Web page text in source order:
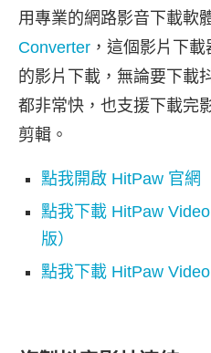
用專業的網路影音下載軟
Converter ，這個影片下
的影片下載，無論要下載
都非常快，也支援下載完
剪輯。
點我開啟 HitPaw 官網
點我下載 HitPaw
版）
點我下載 HitPaw